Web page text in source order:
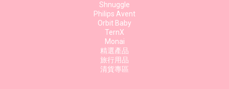
Shnuggle
Philips Avent
Orbit Baby
TernX
Monai
精選產品
旅行用品
清貨專區